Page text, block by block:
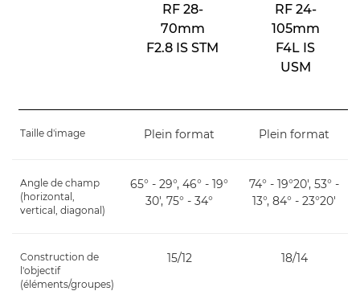
RF 28-
70mm
F2.8 IS STM
RF 24-
105mm
F4L IS
USM
Taille d'image Plein format Plein format
Angle de champ
(horizontal,
vertical, diagonal)
65° - 29°, 46° - 19°
30', 75° - 34°
74° - 19°20', 53° -
13°, 84° - 23°20'
Construction de
l'objectif
(éléments/groupes)
15/12 18/14